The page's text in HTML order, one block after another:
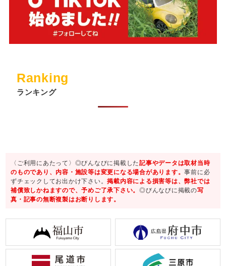
Ranking
ランキング
〈ご利用にあたって〉◎びんなびに掲載した記事やデータは取材当時
のものであり、内容・施設等は変更になる場合があります。事前に必
ずチェックしてお出かけ下さい。掲載内容による損害等は、弊社では
補償致しかねますので、予めご了承下さい。◎びんなびに掲載の写
真・記事の無断複製はお断りします。